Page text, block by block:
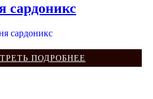
сардоникс
ПОДРОБНЕЕ